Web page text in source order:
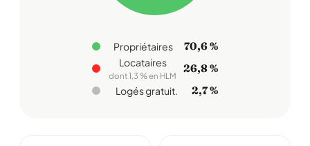
Propriétaires 70,6 %
Locataires
dont 1,3 % en HLM
26,8 %
Logés gratuit. 2,7 %